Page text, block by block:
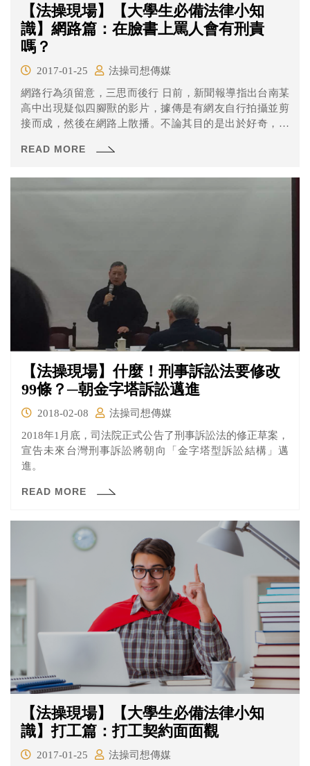
【法操現場】【大學生必備法律小知
識】網路篇：在臉書上罵人會有刑責
嗎？
2017-01-25
法操司想傳媒
網路行為須留意，三思而後行 日前，新聞報導指出台南某
高中出現疑似四腳獸的影片，據傳是有網友自行拍攝並剪
接而成，然後在網路上散播。不論其目的是出於好奇，抑
觸犯《刑法》的妨害名譽罪。而對於偷拍他人或分享、轉
READ MORE
【法操現場】什麼！刑事訴訟法要修改
99條？─朝金字塔訴訟邁進
2018-02-08
法操司想傳媒
2018年1月底，司法院正式公告了刑事訴訟法的修正草案，
宣告未來台灣刑事訴訟將朝向「金字塔型訴訟結構」邁
進。
READ MORE
【法操現場】【大學生必備法律小知
識】打工篇：打工契約面面觀
2017-01-25
法操司想傳媒